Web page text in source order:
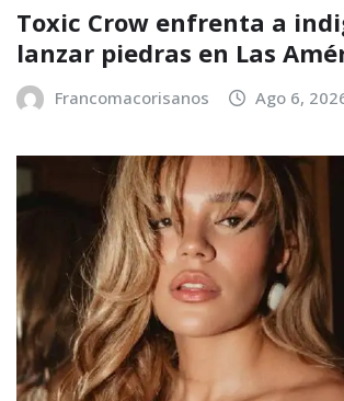
Toxic Crow enfrenta a
lanzar piedras en Las
Francomacorisanos Ago 6,